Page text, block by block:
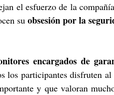
el esfuerzo de la
su obsesión por la
encargados de
los participantes disfruten
y que valoran